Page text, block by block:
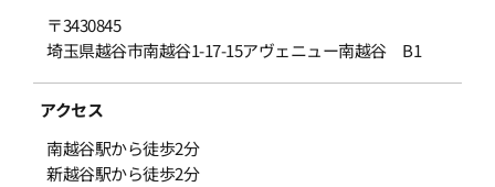
〒3430845
埼玉県越谷市南越谷1-17-15アヴェニュー南越谷 B1
アクセス
南越谷駅から徒歩2分
新越谷駅から徒歩2分